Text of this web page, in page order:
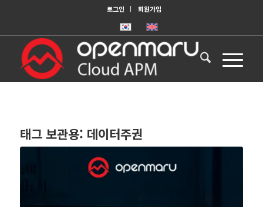
로그인 회원가입
태그 보관용: 데이터주권